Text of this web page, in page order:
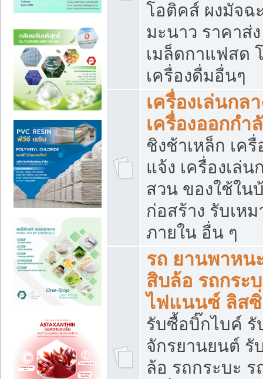
โอติคส์ ผงมัจฉ
มะนาว ราคาส่
เมล็ดกาแฟสด
เครื่องดื่มอื่นๆ
เครื่องเล่นกล
เครื่องออกกำ
ชิงช้าเหล็ก เค
แจ้ง เครื่องเล่น
สวน ของใช้ใน
ก่อสร้าง รับเห
ภายใน อื่น ๆ
รถ ยานพาหน
สิบล้อ รถกระ
ไฟแนนซ์ ลิส
รับซื้อบิ๊กไบค์
จักรยานยนต์ รั
ล้อ รถกระบะ